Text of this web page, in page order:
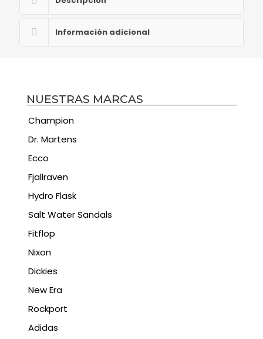
Información adicional
NUESTRAS MARCAS
Champion
Dr. Martens
Ecco
Fjallraven
Hydro Flask
Salt Water Sandals
Fitflop
Nixon
Dickies
New Era
Rockport
Adidas